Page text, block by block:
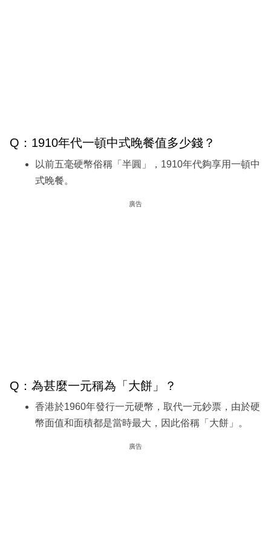
Q：1910年代一頓中式晚餐值多少錢？
以前五毫硬幣俗稱「半圓」，1910年代夠享用一頓中
式晚餐。
廣告
Q：為甚麼一元稱為「大餅」？
香港於1960年發行一元硬幣，取代一元鈔票，由於硬
幣面值和面積都是當時最大，因此俗稱「大餅」。
廣告